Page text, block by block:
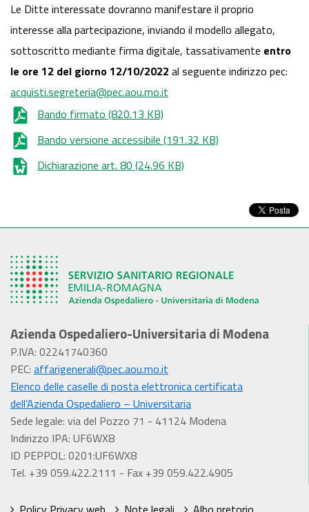
Le Ditte interessate dovranno manifestare il proprio
interesse alla partecipazione, inviando il modello allegato,
sottoscritto mediante firma digitale, tassativamente entro
le ore 12 del giorno 12/10/2022 al seguente indirizzo pec:
acquisti.segreteria@pec.aou.mo.it
Bando firmato (820.13 KB)
Bando versione accessibile (191.32 KB)
Dichiarazione art. 80 (24.96 KB)
Azienda Ospedaliero-Universitaria di Modena
P.IVA: 02241740360
PEC: affarigenerali@pec.aou.mo.it
Elenco delle caselle di posta elettronica certificata
dell’Azienda Ospedaliero – Universitaria
Sede legale: via del Pozzo 71 - 41124 Modena
Indirizzo IPA: UF6WX8
ID PEPPOL: 0201:UF6WX8
Tel. +39 059.422.2111 - Fax +39 059.422.4905